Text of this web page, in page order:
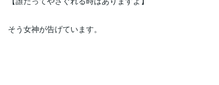
そう女神が告げています。